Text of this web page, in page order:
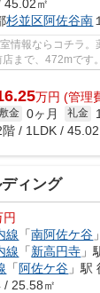
45.02㎡
杉並区阿佐谷南
報ならコチラ。
まで、472mです
件...
万円 (管理
金 0ヶ月 礼金
階 / 1LDK / 45.02
ィング
円
線 「南阿佐ケ谷
線 「新高円寺 」
「 阿佐ケ谷 」駅
/ 25.58㎡